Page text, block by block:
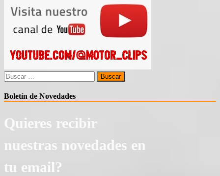
Buscar:
Boletín de Novedades
Quieres recibir
nuestras novedades en
tu email?